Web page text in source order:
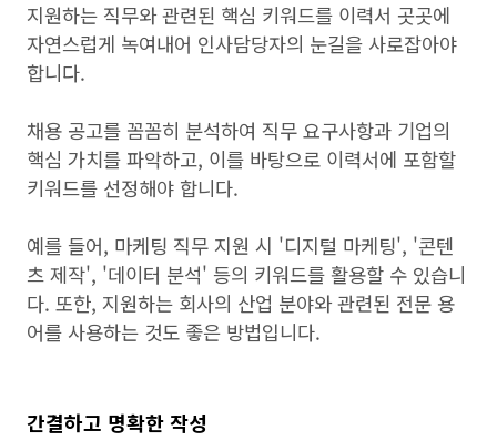
지원하는 직무와 관련된 핵심 키워드를 이력서 곳곳에
자연스럽게 녹여내어 인사담당자의 눈길을 사로잡아야
합니다.
채용 공고를 꼼꼼히 분석하여 직무 요구사항과 기업의
핵심 가치를 파악하고, 이를 바탕으로 이력서에 포함할
키워드를 선정해야 합니다.
예를 들어, 마케팅 직무 지원 시 '디지털 마케팅', '콘텐
츠 제작', '데이터 분석' 등의 키워드를 활용할 수 있습니
다. 또한, 지원하는 회사의 산업 분야와 관련된 전문 용
어를 사용하는 것도 좋은 방법입니다.
간결하고 명확한 작성